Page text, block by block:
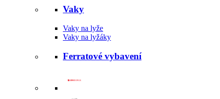
Vaky
Vaky na lyže
Vaky na lyžáky
Ferratové vybavení